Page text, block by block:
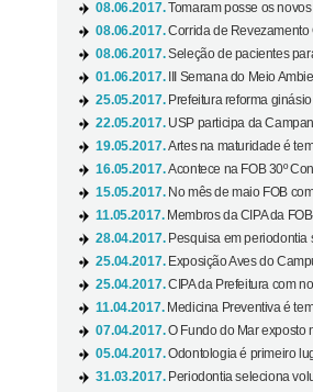
08.06.2017.Tomaram posse os
08.06.2017.Corrida de Revezamento
08.06.2017.Seleção de pacientes
01.06.2017.
III Semana do Meio
25.05.2017. Prefeitura reforma
22.05.2017. USP participa da
19.05.2017.Artes na maturidade é
16.05.2017.Acontece na FOB 30º
15.05.2017. No mês de maio FOB
11.05.2017. Membros da CIPA da
28.04.2017. Pesquisa em periodontia
25.04.2017. Exposição Aves do
25.04.2017.CIPA da Prefeitura com
11.04.2017. Medicina Preventiva é
07.04.2017.O Fundo do Mar exposto
05.04.2017.Odontologia é primeiro
31.03.2017. Periodontia seleciona